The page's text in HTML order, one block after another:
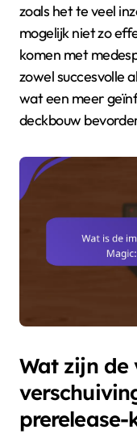
zoals het te veel
mogelijk niet zo
komen met
zowel succesvolle
wat een meer
deckbouw
Wat zijn de
prerelease-